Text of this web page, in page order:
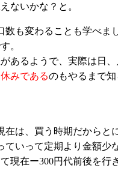
ないかな？と。
も変わることも学べま
。
あるようで、実際は日、
みであるのもやるまで知
は、買う時期だからと
いって定期より金額少
現在ー300円代前後を行